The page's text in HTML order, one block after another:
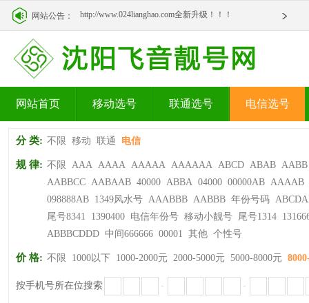
网站公告： http://www.024lianghao.com全新升级！！！
网站首页 移动选号 联通选号 电信选号
分 类: 不限 移动 联通 电信
规 律: 不限 AAA AAAA AAAAA AAAAAA ABCD ABAB AABB
AABBCC AABAAB 40000 ABBA 04000 00000AB AAAAB
098888AB 1349风水号 AAABBB AABBB 年份号码
尾号8341
1390400 电信年份号 移动小靓号 尾号1314
ABBBCDDD 中间666666 00001 其他 个性号
价 格: 不限 1000以下 1000-2000元 2000-5000元 5000-8000元
按手机号所在位搜索 - -